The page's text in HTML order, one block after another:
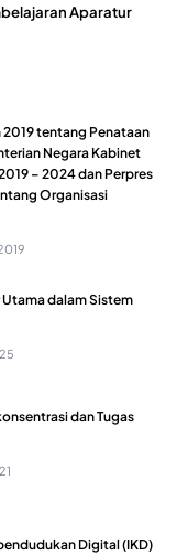
Aparatur
2019 tentang Penataan
Negara Kabinet
– 2024 dan Perpres
Organisasi
Utama dalam Sistem
dan Tugas
Digital (IKD)